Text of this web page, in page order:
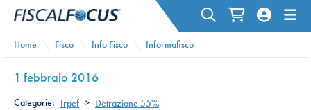
Home Fisco Info Fisco Informafisco
1 febbraio 2016
Categorie: Irpef > Detrazione 55%